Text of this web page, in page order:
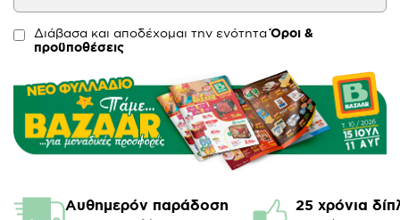
Διάβασα και αποδέχομαι την ενότηταΌροι &
προϋποθέσεις
Αυθημερόν παράδοση 25 χρόνια